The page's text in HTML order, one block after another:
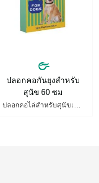
ปลอกคอกันยุงสำหรับ
สุนัข 60 ซม